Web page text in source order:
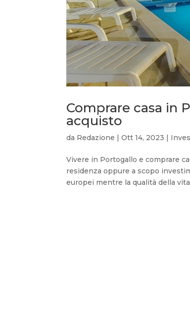
Comprare casa in
acquisto
da Redazione |Ott 14, 2023 |
Vivere in Portogallo e comprare
residenza oppure a scopo
europei mentre la qualità della